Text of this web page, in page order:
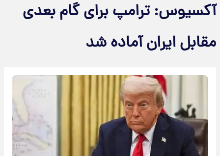
ترامپ برای گام بعدی
ایران آماده شد